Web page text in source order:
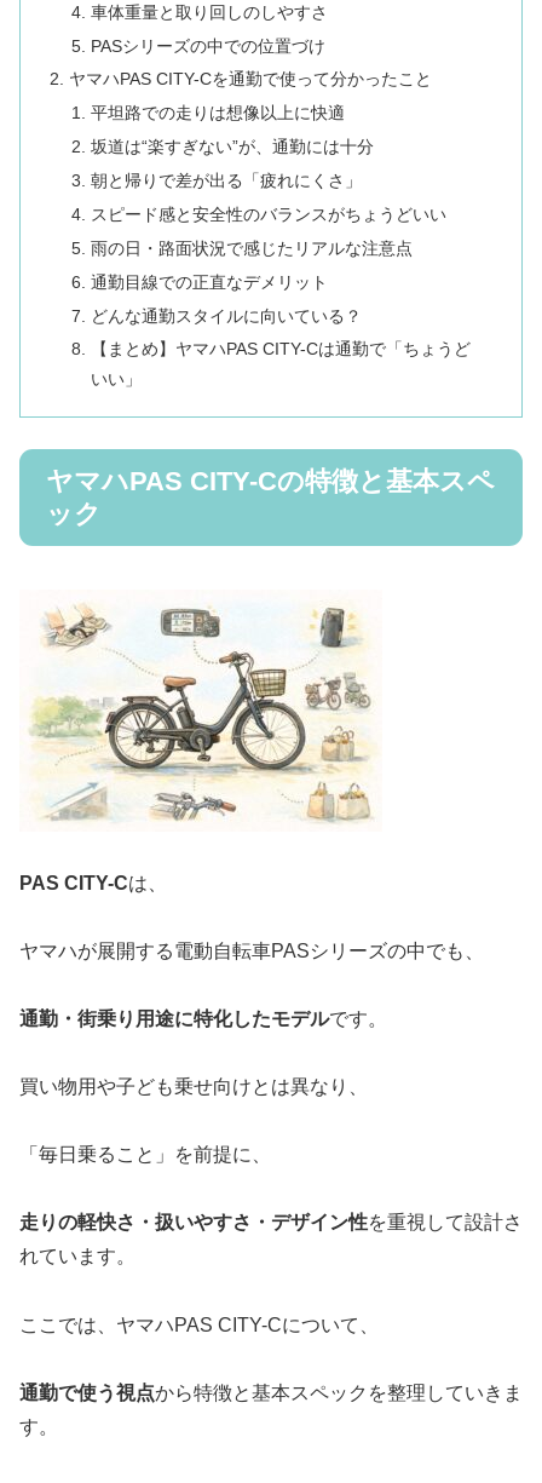
車体重量と取り回しのしやすさ
PASシリーズの中での位置づけ
ヤマハPAS CITY-Cを通勤で使って分かったこと
平坦路での走りは想像以上に快適
坂道は“楽すぎない”が、通勤には十分
朝と帰りで差が出る「疲れにくさ」
スピード感と安全性のバランスがちょうどいい
雨の日・路面状況で感じたリアルな注意点
通勤目線での正直なデメリット
どんな通勤スタイルに向いている？
【まとめ】ヤマハPAS CITY-Cは通勤で「ちょうど
いい」
ヤマハPAS CITY-Cの特徴と基本スペ
ック
PAS CITY-Cは、
ヤマハが展開する電動自転車PASシリーズの中でも、
通勤・街乗り用途に特化したモデルです。
買い物用や子ども乗せ向けとは異なり、
「毎日乗ること」を前提に、
走りの軽快さ・扱いやすさ・デザイン性を重視して設計さ
れています。
ここでは、ヤマハPAS CITY-Cについて、
通勤で使う視点から特徴と基本スペックを整理していきま
す。